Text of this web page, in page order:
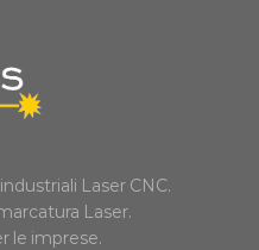
Laser CNC.
Laser.
le imprese.